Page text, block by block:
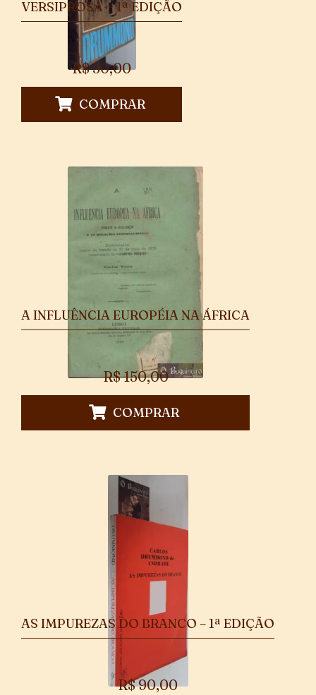
VERSIPROSA ~ 1ª EDIÇÃO
R$50,00
COMPRAR
A INFLUÊNCIA EUROPÉIA NA ÁFRICA
R$150,00
COMPRAR
AS IMPUREZAS DO BRANCO – 1ª EDIÇÃO
R$90,00